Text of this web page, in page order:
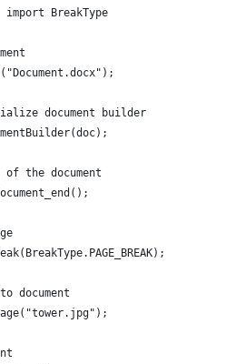
import BreakType
document builder
the document
document